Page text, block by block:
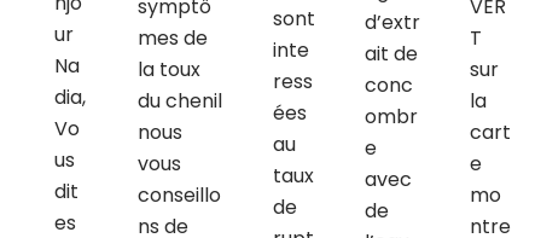
ur
Na
dia,
Vo
us
dit
es
symptô
mes de
la toux
du chenil
nous
vous
conseillo
ns de
sont
inte
ress
ées
au
taux
de
d’extr
ait de
conc
ombr
e
avec
de
VER
T
sur
la
cart
e
mo
ntre